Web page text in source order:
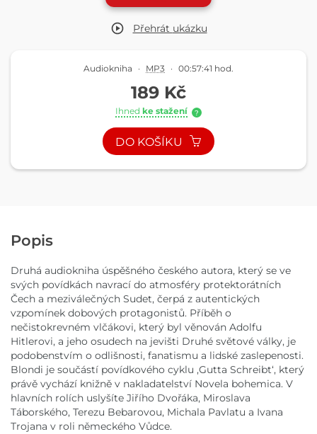
Přehrát ukázku
Audiokniha · MP3 · 00:57:41 hod.
189 Kč
Ihned ke stažení ?
DO KOŠÍKU
Popis
Druhá audiokniha úspěšného českého autora, který se ve
svých povídkách navrací do atmosféry protektorátních
Čech a meziválečných Sudet, čerpá z autentických
vzpomínek dobových protagonistů. Příběh o
nečistokrevném vlčákovi, který byl věnován Adolfu
Hitlerovi, a jeho osudech na jevišti Druhé světové války, je
podobenstvím o odlišnosti, fanatismu a lidské zaslepenosti.
Blondi je součástí povídkového cyklu ,Gutta Schreibt‘, který
právě vychází knižně v nakladatelství Novela bohemica. V
hlavních rolích uslyšíte Jiřího Dvořáka, Miroslava
Táborského, Terezu Bebarovou, Michala Pavlatu a Ivana
Trojana v roli německého Vůdce.